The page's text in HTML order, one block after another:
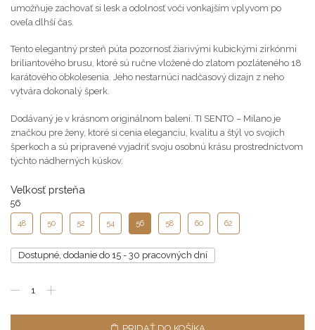
umožňuje zachovať si lesk a odolnosť voči vonkajším vplyvom po
oveľa dlhší čas.
Tento elegantný prsteň púta pozornosť žiarivými kubickými zirkónmi
briliantového brusu, ktoré sú ručne vložené do zlatom pozláteného 18
karátového obkolesenia. Jeho nestarnúci nadčasový dizajn z neho
vytvára dokonalý šperk.
Dodávaný je v krásnom originálnom balení. TI SENTO – Milano je
značkou pre ženy, ktoré si cenia eleganciu, kvalitu a štýl vo svojich
šperkoch a sú pripravené vyjadriť svoju osobnú krásu prostredníctvom
týchto nádherných kúskov.
Veľkosť prsteňa
48 50 52 54 56 58 60 62
Dostupné, dodanie do 15 - 30 pracovných dní